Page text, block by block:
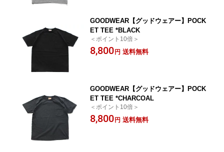
GOODWEAR【グッドウェアー】POCK
ET TEE *BLACK
＜ポイント10倍＞
8,800円 送料無料
GOODWEAR【グッドウェアー】POCK
ET TEE *CHARCOAL
＜ポイント10倍＞
8,800円 送料無料